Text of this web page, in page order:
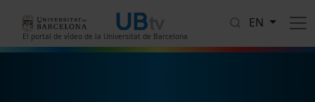
El portal de vídeo de la Universitat de Barcelona
EN